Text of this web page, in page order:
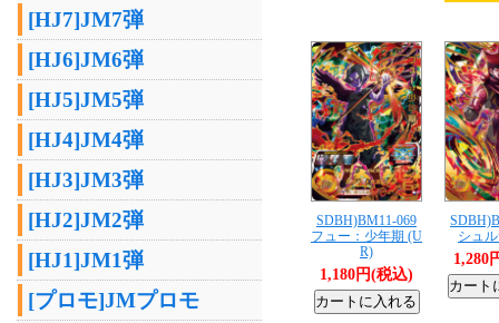
[HJ7]JM7弾
[HJ6]JM6弾
[HJ5]JM5弾
[HJ4]JM4弾
[HJ3]JM3弾
[HJ2]JM2弾
[HJ1]JM1弾
[プロモ]JMプロモ
SDBH)BM11-069
フュー：少年期 (U
R)
1,180円(税込)
シュ
1,280